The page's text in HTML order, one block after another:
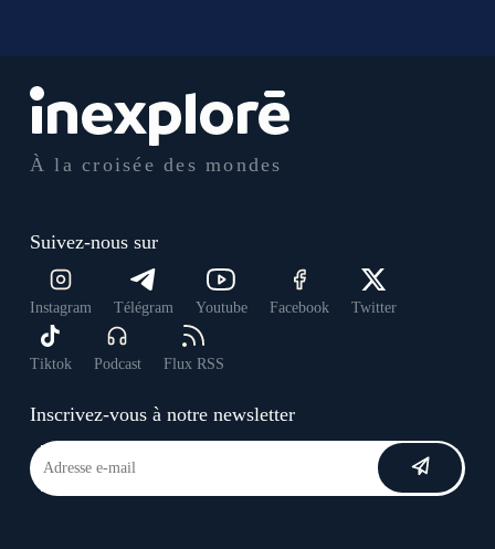
À la croisée des mondes
Suivez-nous sur
Instagram Télégram Youtube Facebook Twitter
Tiktok Podcast Flux RSS
Inscrivez-vous à notre newsletter